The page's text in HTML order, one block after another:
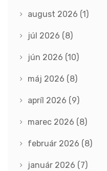
august 2026 (1)
júl 2026 (8)
jún 2026 (10)
máj 2026 (8)
apríl 2026 (9)
marec 2026 (8)
február 2026 (8)
január 2026 (7)